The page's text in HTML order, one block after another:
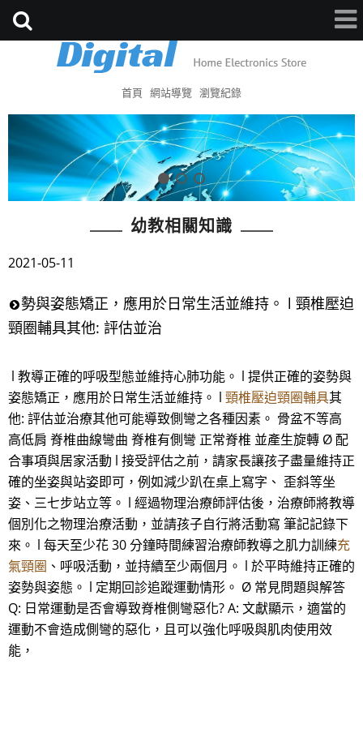
首頁 網站導覽 瀏覽紀錄
幼教相關知識
2021-05-11
勢與姿態矯正，應用於日常生活並維持。 l 頸椎壓迫
頸圈輔具其他: 評估並治
l 教導正確的呼吸型態並維持心肺功能。 l 提供正確的姿勢與
姿態矯正，應用於日常生活並維持。 l 頸椎壓迫頸圈輔具其
他: 評估並治療其他可能導致側彎之各種因素。 骨盆不等高
高低肩 脊椎曲線彎曲 脊椎有側彎 正常脊椎 並產生旋轉 Ø 配
合事項與居家活動 l 接受評估之前，請家長讓孩子盡量維持正
確的坐姿與站姿即可，例如減少趴在桌上寫字、 歪斜等坐
姿、三七步站立等。 l 經過物理治療師評估後，治療師將教導
個別化之物理治療活動，並請孩子自行將活動寫 筆記記錄下
來。 l 每天至少花 30 分鐘時間練習治療師教導之肌力訓練充
氣頸圈 、呼吸活動，並持續至少兩個月。 l 於平時維持正確的
姿勢與姿態。 l 定期回診追蹤運動情形。 Ø 常見問題與解答
Q: 日常運動是否會導致脊椎側彎惡化? A: 文獻顯示，適當的
運動不會造成側彎的惡化，且可以強化呼吸與肌肉使用效
能，